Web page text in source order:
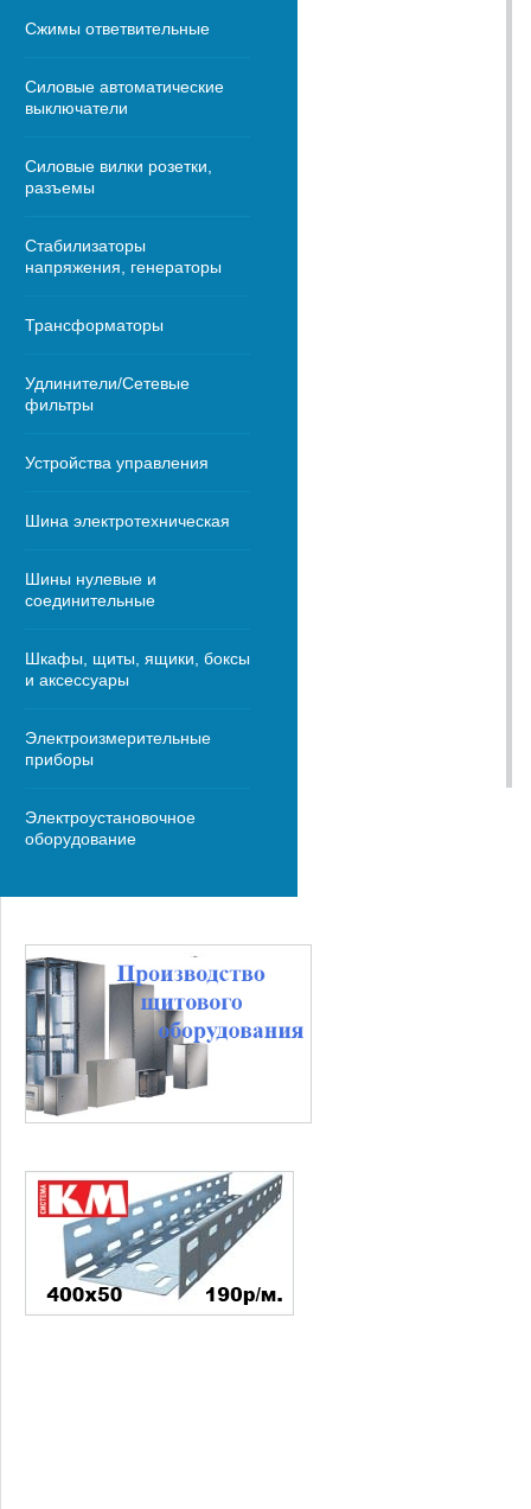
Сжимы ответвительные
Силовые автоматические
выключатели
Силовые вилки розетки,
разъемы
Стабилизаторы
напряжения, генераторы
Трансформаторы
Удлинители/Сетевые
фильтры
Устройства управления
Шина электротехническая
Шины нулевые и
соединительные
Шкафы, щиты, ящики, боксы
и аксессуары
Электроизмерительные
приборы
Электроустановочное
оборудование